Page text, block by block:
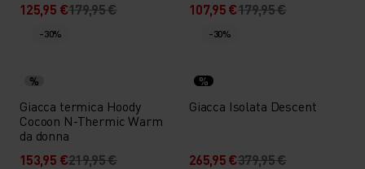
125,95 €179,95 €
107,95 €179,95 €
-30%
%
Giacca termica Hoody
Cocoon N-Thermic Warm
da donna
153,95 €219,95 €
-30%
%
Giacca Isolata Descent
265,95 €379,95 €